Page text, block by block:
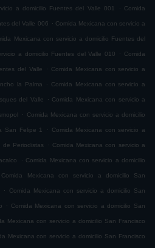
a domicilio Fuentes del Valle 001 . Comida
del Valle 006 . Comida Mexicana con servicio a
Mexicana con servicio a domicilio Fuentes del
a domicilio Fuentes del Valle 010 . Comida
del Valle . Comida Mexicana con servicio a
la Palma . Comida Mexicana con servicio a
del Valle . Comida Mexicana con servicio a
. Comida Mexicana con servicio a domicilio
San Felipe 1 . Comida Mexicana con servicio a
de Periodistas . Comida Mexicana con servicio a
. Comida Mexicana con servicio a domicilio
Comida Mexicana con servicio a domicilio San
. Comida Mexicana con servicio a domicilio San
. Comida Mexicana con servicio a domicilio San
Mexicana con servicio a domicilio San Francisco
Mexicana con servicio a domicilio San Francisco